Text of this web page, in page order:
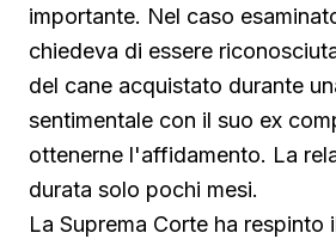
importante. Nel caso
chiedeva di essere
del cane acquistato durante
sentimentale con il suo ex
ottenerne l'affidamento. La
durata solo pochi mesi.
La Suprema Corte ha respinto